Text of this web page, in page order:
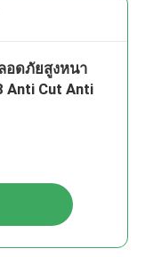
อดภัยสูงหนา
Anti Cut Anti